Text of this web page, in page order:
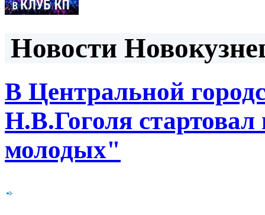
Новости
В Центральной
Н.В.Гоголя
молодых"